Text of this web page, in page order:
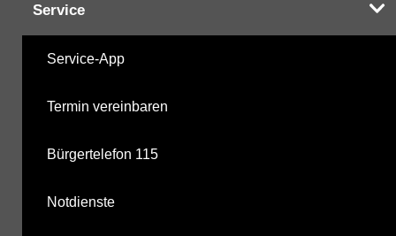
Service
Service-App
Termin vereinbaren
Bürgertelefon 115
Notdienste